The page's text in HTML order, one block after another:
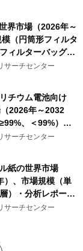
界市場（2026年～
（円筒形フィルタ
ィルターバッグ、
バッグ、その
を発表
サーチセンター
チウム電池向け
2026年～2032
、＜99%）・
サーチセンター
紙の世界市場
）、市場規模（単
）・分析レポート
サーチセンター